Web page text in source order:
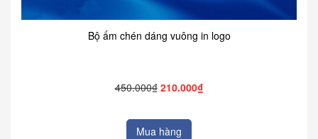
Bộ ấm chén dáng vuông in logo
450.000₫ 210.000₫
Mua hàng